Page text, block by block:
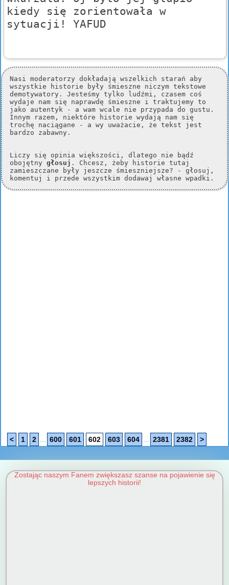
kiedy się zorientowała w
sytuacji! YAFUD
Nasi moderatorzy dokładają wszelkich starań aby
wszystkie historie były śmieszne niczym tekstowe
demotywatory. Jesteśmy tylko ludźmi, czasem coś
wydaje nam się naprawdę śmieszne i traktujemy to
jako autentyk - a wam wcale nie przypada do gustu.
Innym razem, niektóre historie wydają nam się
trochę naciągane - a wy uważacie, że tekst jest
bardzo zabawny.
Liczy się opinia większości, dlatego nie bądź
obojętny głosuj . Chcesz, żeby historie tutaj
zamieszczane były jeszcze śmieszniejsze? - głosuj,
komentuj i przede wszystkim dodawaj własne wpadki.
< 1 2 ... 600 601 602 603 604 ... 2381 2382 >
Zostając naszym Fanem zwiększasz szanse na pojawienie się
lepszych historii!